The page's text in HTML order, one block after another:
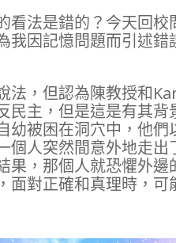
看法是錯的？今天回
我因記憶問題而引述
法，但認為陳教授和
民主，但是這是有其
幼被困在洞穴中，他們
個人突然間意外地走
果，那個人就恐懼外
面對正確和真理時，